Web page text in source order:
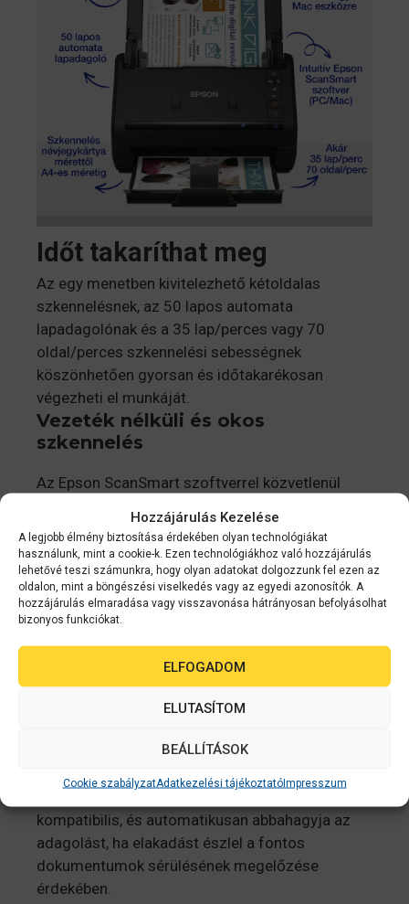
Hozzájárulás Kezelése
A legjobb élmény biztosítása érdekében olyan technológiákat
használunk, mint a cookie-k. Ezen technológiákhoz való hozzájárulás
lehetővé teszi számunkra, hogy olyan adatokat dolgozzunk fel ezen az
oldalon, mint a böngészési viselkedés vagy az egyedi azonosítók. A
hozzájárulás elmaradása vagy visszavonása hátrányosan befolyásolhat
bizonyos funkciókat.
ELFOGADOM
ELUTASÍTOM
BEÁLLÍTÁSOK
Cookie szabályzatAdatkezelési tájékoztatóImpresszum
Időt takaríthat meg
Az egy menetben kivitelezhető kétoldalas
szkennelésnek, az 50 lapos automata
lapadagolónak és a 35 lap/perces vagy 70
oldal/perces szkennelési sebességnek
köszönhetően gyorsan és időtakarékosan
végezheti el munkáját.
Vezeték nélküli és okos
szkennelés
Az Epson ScanSmart szoftverrel közvetlenül
mappákba, felhőalapú fiókokba és e-mailbe. Az
Epson Smart Panel alkalmazással pedig
közvetlenül a felhőalapú tárhely mappáiba
szkennelhet egyszerűen táblagéppel vagy
telefonnal, vagy egyszerűen szkennelhet magára
az eszközre.
Rugalmas és sokoldalú
névjegykártyáktól és számláktól kezdve a
csekkekig és levelekig. Az automata adagoló
kompatibilis, és automatikusan abbahagyja az
adagolást, ha elakadást észlel a fontos
dokumentumok sérülésének megelőzése
érdekében.